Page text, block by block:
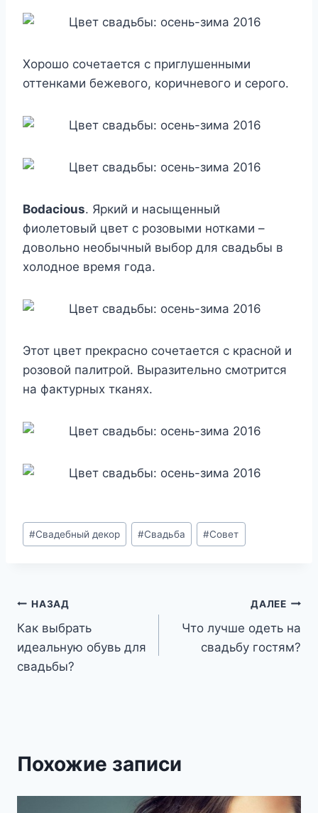
Хорошо сочетается с приглушенными
оттенками бежевого, коричневого и серого.
Bodacious. Яркий и насыщенный
фиолетовый цвет с розовыми нотками –
довольно необычный выбор для свадьбы в
холодное время года.
Этот цвет прекрасно сочетается с красной и
розовой палитрой. Выразительно смотрится
на фактурных тканях.
Метки
записи:
#Свадебный декор #Свадьба #Совет
Навигация
по
записям
НАЗАД
Как выбрать
идеальную обувь для
свадьбы?
ДАЛЕЕ
Что лучше одеть на
свадьбу гостям?
Похожие записи